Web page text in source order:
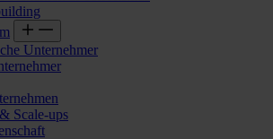
Unternehmer
Scale-ups